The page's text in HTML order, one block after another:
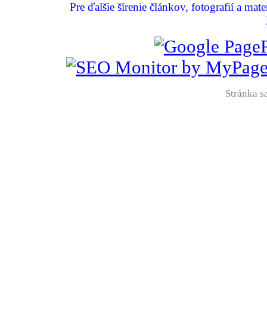
Pre ďalšie šírenie článkov, fotografií a
Stránka